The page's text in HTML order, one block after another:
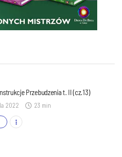
Przebudzenia t. II (cz.13)
2022 23 min